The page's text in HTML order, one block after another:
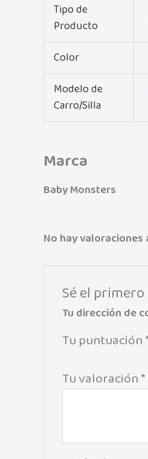
Tipo de
Producto
Color
Modelo de
Carro/Silla
Marca
Baby Monsters
No hay valoraciones
Sé el
Tu dirección de
Tu puntuación
Tu valoración*